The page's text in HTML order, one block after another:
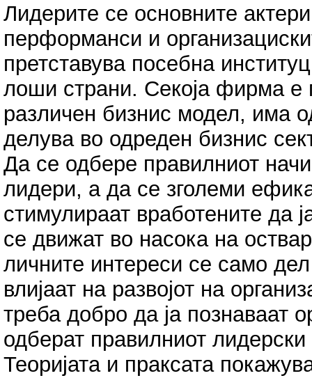
Лидерите се основните
перформанси и
претставува посебна
лоши страни. Секоја фирма е
различен бизнис модел, има
делува во одреден бизнис
Да се одбере правилниот
лидери, а да се зголеми
стимулираат вработените да
се движат во насока на
личните интереси се само
влијаат на развојот на
треба добро да ја познаваат
одберат правилниот лидерски
Теоријата и праксата